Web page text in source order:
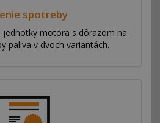
spotreby
jednotky motora s dôrazom na
paliva v dvoch variantách.